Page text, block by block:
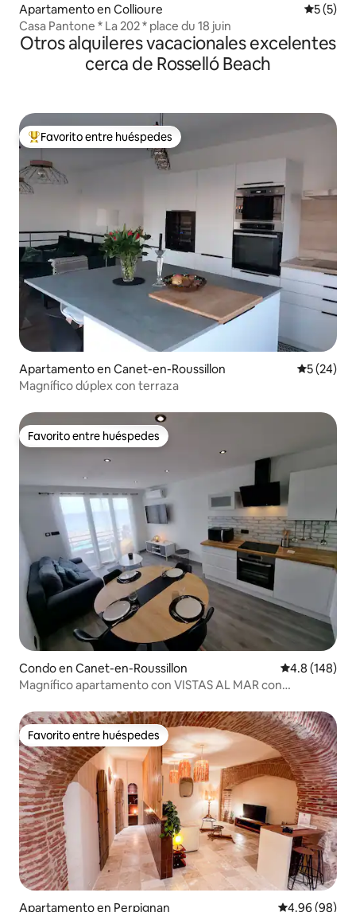
Apartamento en Collioure
5 (5)
Casa Pantone * La 202 * place du 18 juin
Otros alquileres vacacionales excelentes
cerca de Rosselló Beach
Favorito entre huéspedes preferido
Favorito entre huéspedes
Apartamento en Canet-en-Roussillon
5 (24)
Magnífico dúplex con terraza
Favorito entre huéspedes
Favorito entre huéspedes
Condo en Canet-en-Roussillon Calificación
4.8 (148)
Magnífico apartamento con VISTAS AL MAR con
Favorito entre huéspedes
Favorito entre huéspedes
Apartamento en Perpignan Calificación
4.96 (98)